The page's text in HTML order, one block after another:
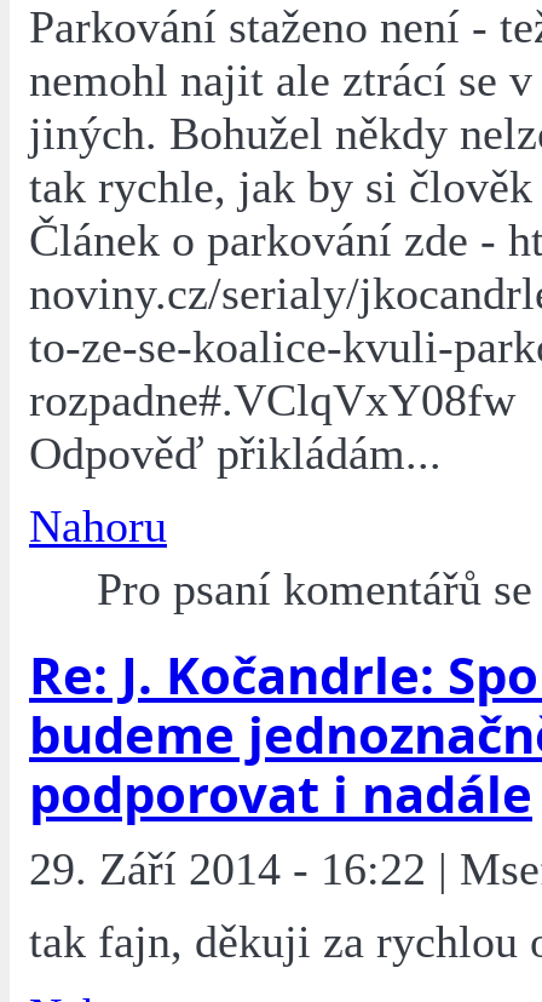
Parkování staženo není -
nemohl najit ale ztrácí se v
jiných. Bohužel někdy
tak rychle, jak by si
Článek o parkování zde -
noviny.cz/serialy/
to-ze-se-koalice-kvuli-
rozpadne#.VClqVxY08fw
Odpověď přikládám...
Nahoru
Pro psaní komentářů
Re: J. Kočandrle:
budeme
podporovat i nadále
29. Září 2014 - 16:22 |
tak fajn, děkuji za rychlou